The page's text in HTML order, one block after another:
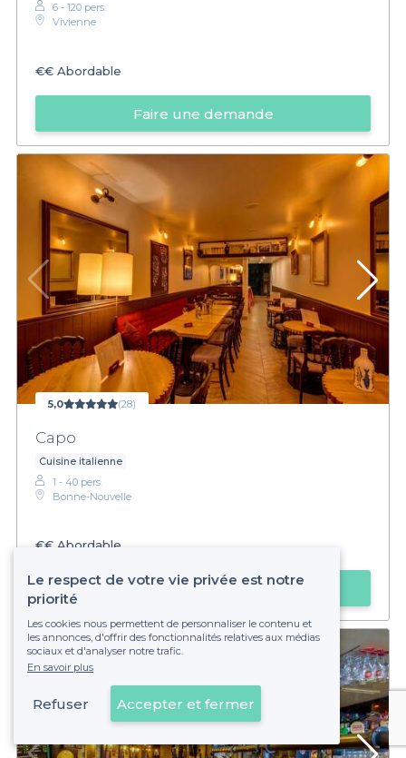
6 - 120 pers.
Vivienne
€€ Abordable
Faire une demande
5,0 (28)
Capo
Cuisine italienne
1 - 40 pers.
Bonne-Nouvelle
€€ Abordable
Faire une demande
Voir sur la carte
Le respect de votre vie privée est notre
priorité
Les cookies nous permettent de personnaliser le contenu et
les annonces, d'offrir des fonctionnalités relatives aux médias
sociaux et d'analyser notre trafic.
En savoir plus
Refuser Accepter et fermer